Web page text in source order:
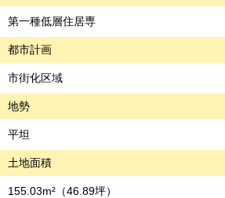
第一種低層住居専
都市計画
市街化区域
地勢
平坦
土地面積
155.03m² （46.89坪）